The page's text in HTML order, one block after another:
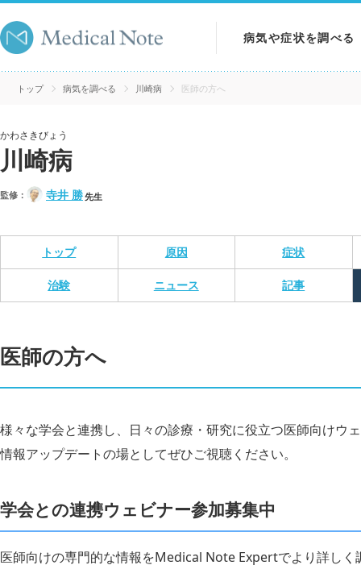
病気や症状を調べる
病気を調べる
トップ 病気を調べる 川崎病 医師の方へ
かわさきびょう
川崎病
監修： 寺井 勝先生
トップ 原因 症状
治験 ニュース 記事
医師の方へ
様々な学会と連携し、日々の診療・研究に役立つ医師向けウ
情報アップデートの場としてぜひご視聴ください。
学会との連携ウェビナー参加募集中
医師向けの専門的な情報をMedical Note Expertでより詳しく